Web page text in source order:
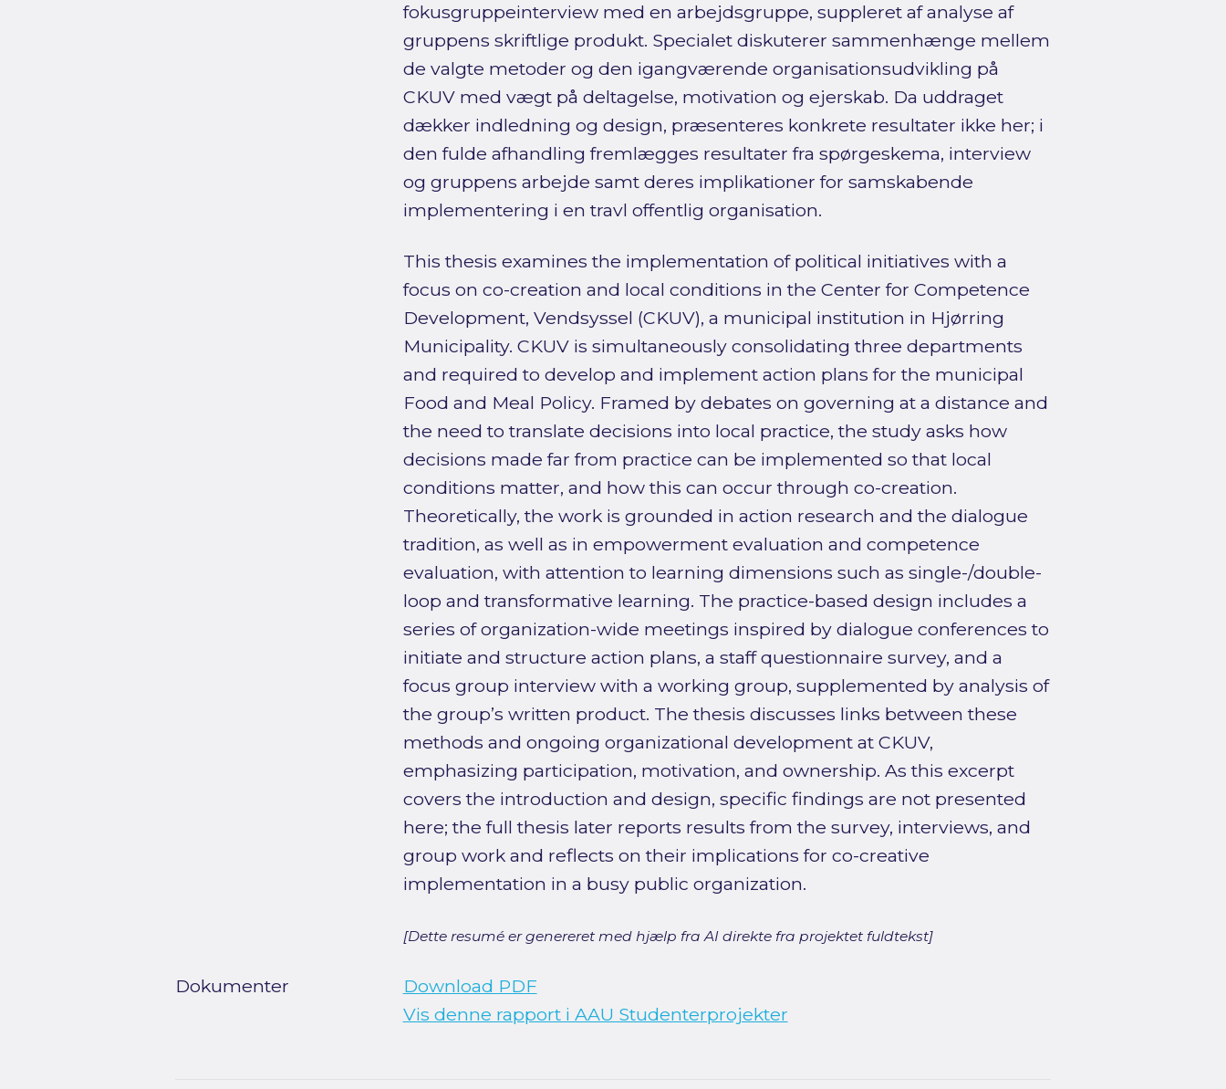
fokusgruppeinterview med en arbejdsgruppe, suppleret af analyse af
gruppens skriftlige produkt. Specialet diskuterer sammenhænge mellem
de valgte metoder og den igangværende organisationsudvikling på
CKUV med vægt på deltagelse, motivation og ejerskab. Da uddraget
dækker indledning og design, præsenteres konkrete resultater ikke her; i
den fulde afhandling fremlægges resultater fra spørgeskema, interview
og gruppens arbejde samt deres implikationer for samskabende
implementering i en travl offentlig organisation.
This thesis examines the implementation of political initiatives with a
focus on co-creation and local conditions in the Center for Competence
Development, Vendsyssel (CKUV), a municipal institution in Hjørring
Municipality. CKUV is simultaneously consolidating three departments
and required to develop and implement action plans for the municipal
Food and Meal Policy. Framed by debates on governing at a distance and
the need to translate decisions into local practice, the study asks how
decisions made far from practice can be implemented so that local
conditions matter, and how this can occur through co-creation.
Theoretically, the work is grounded in action research and the dialogue
tradition, as well as in empowerment evaluation and competence
evaluation, with attention to learning dimensions such as single-/double-
loop and transformative learning. The practice-based design includes a
series of organization-wide meetings inspired by dialogue conferences to
initiate and structure action plans, a staff questionnaire survey, and a
focus group interview with a working group, supplemented by analysis of
the group’s written product. The thesis discusses links between these
methods and ongoing organizational development at CKUV,
emphasizing participation, motivation, and ownership. As this excerpt
covers the introduction and design, specific findings are not presented
here; the full thesis later reports results from the survey, interviews, and
group work and reflects on their implications for co-creative
implementation in a busy public organization.
[Dette resumé er genereret med hjælp fra AI direkte fra projektet fuldtekst]
Dokumenter
Download PDF
Vis denne rapport i AAU Studenterprojekter